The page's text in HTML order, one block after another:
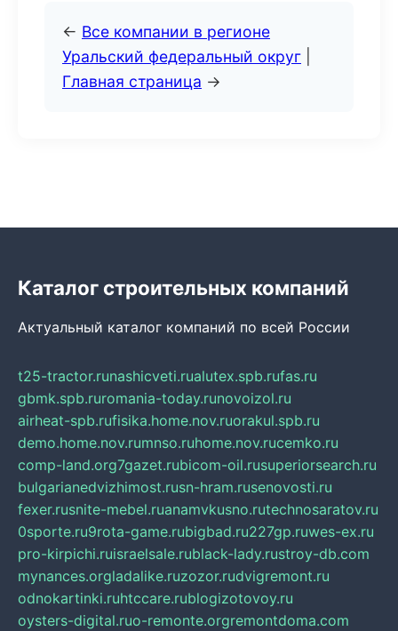
← Все компании в регионе
Уральский федеральный округ
Главная страница →
Каталог строительных компаний
Актуальный каталог компаний по всей России
t25-tractor.runashicveti.rualutex.spb.rufas.ru
gbmk.spb.ruromania-today.runovoizol.ru
airheat-spb.rufisika.home.nov.ruorakul.spb.ru
demo.home.nov.rumnso.ruhome.nov.rucemko.ru
comp-land.org7gazet.rubicom-oil.rusuperiorsearch.ru
bulgarianedvizhimost.rusn-hram.rusenovosti.ru
fexer.rusnite-mebel.ruanamvkusno.rutechnosaratov.ru
0sporte.ru9rota-game.rubigbad.ru227gp.ruwes-ex.ru
pro-kirpichi.ruisraelsale.rublack-lady.rustroy-db.com
mynances.orgladalike.ruzozor.rudvigremont.ru
odnokartinki.ruhtccare.rublogizotovoy.ru
oysters-digital.ruo-remonte.orgremontdoma.com